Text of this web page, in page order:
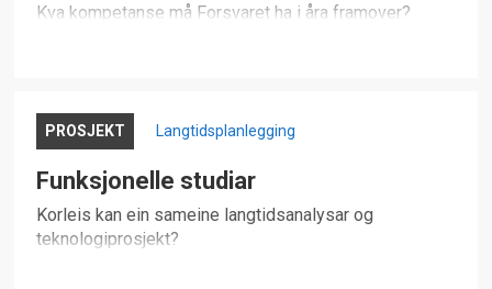
Kva kompetanse må Forsvaret ha i åra framover?
PROSJEKT Langtidsplanlegging
Funksjonelle studiar
Korleis kan ein sameine langtidsanalysar og
teknologiprosjekt?